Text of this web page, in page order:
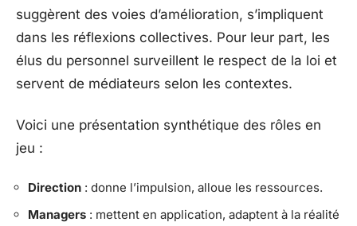
suggèrent des voies d’amélioration, s’impliquent
dans les réflexions collectives. Pour leur part, les
élus du personnel surveillent le respect de la loi et
servent de médiateurs selon les contextes.
Voici une présentation synthétique des rôles en
jeu :
Direction : donne l’impulsion, alloue les ressources.
Managers : mettent en application, adaptent à la réalité